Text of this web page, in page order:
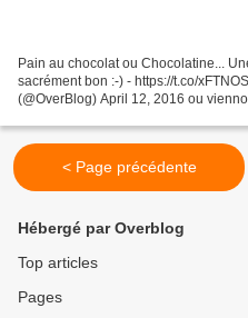
Pain au chocolat ou Chocolatine...
sacrément bon :-) - https://t.co/
(@OverBlog) April 12, 2016 ou
< Page précédente
Hébergé par Overblog
Top articles
Pages